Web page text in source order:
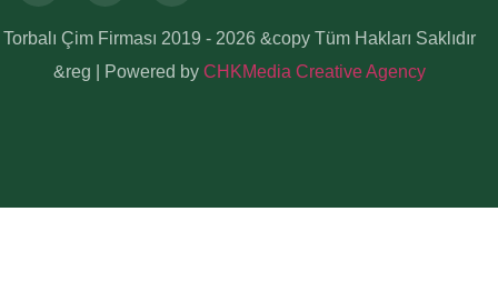
Torbalı Çim Firması 2019 - 2026 &copy Tüm Hakları Saklıdır
&reg | Powered by CHKMedia Creative Agency